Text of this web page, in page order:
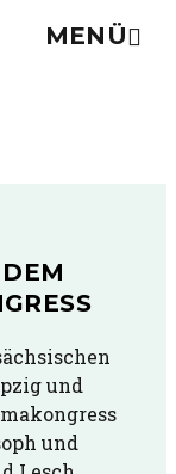
MENÜ
und
und